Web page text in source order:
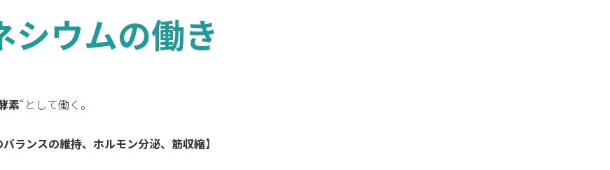
シウムの働き
素“として働く。
ランスの維持、ホルモン分泌、筋収縮】